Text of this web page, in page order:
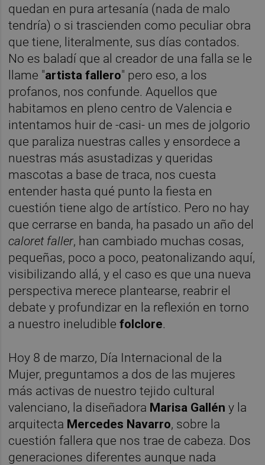
quedan en pura artesanía (nada de malo
tendría) o si trascienden como peculiar obra
que tiene, literalmente, sus días contados.
No es baladí que al creador de una falla se le
llame "artista fallero" pero eso, a los
profanos, nos confunde. Aquellos que
habitamos en pleno centro de Valencia e
intentamos huir de -casi- un mes de jolgorio
que paraliza nuestras calles y ensordece a
nuestras más asustadizas y queridas
mascotas a base de traca, nos cuesta
entender hasta qué punto la fiesta en
cuestión tiene algo de artístico. Pero no hay
que cerrarse en banda, ha pasado un año del
caloret faller, han cambiado muchas cosas,
pequeñas, poco a poco, peatonalizando aquí,
visibilizando allá, y el caso es que una nueva
perspectiva merece plantearse, reabrir el
debate y profundizar en la reflexión en torno
a nuestro ineludiblefolclore.
Hoy 8 de marzo, Día Internacional de la
Mujer, preguntamos a dos de las mujeres
más activas de nuestro tejido cultural
valenciano, la diseñadora Marisa Gallén y la
arquitecta Mercedes Navarro, sobre la
cuestión fallera que nos trae de cabeza. Dos
generaciones diferentes aunque nada